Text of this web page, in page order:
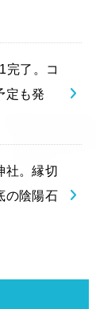
完了。コ
定も発
社。縁切
の陰陽石